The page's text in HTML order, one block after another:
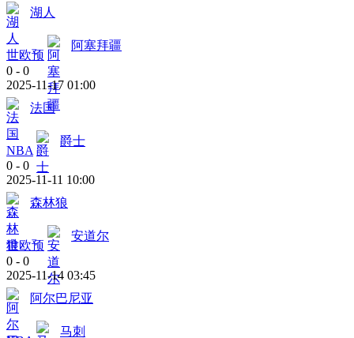
湖人
世欧预
阿塞拜疆
0 - 0
2025-11-17 01:00
法国
NBA
爵士
0 - 0
2025-11-11 10:00
森林狼
世欧预
安道尔
0 - 0
2025-11-14 03:45
阿尔巴尼亚
马刺